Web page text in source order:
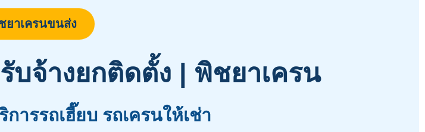
ยาเครนขนส่ง
บจ้างยกติดตั้ง | พิชยาเครน
ารรถเฮี๊ยบ รถเครนให้เช่า